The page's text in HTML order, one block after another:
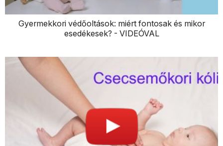
Gyermekkori védőoltások: miért fontosak és mikor
esedékesek? - VIDEÓVAL